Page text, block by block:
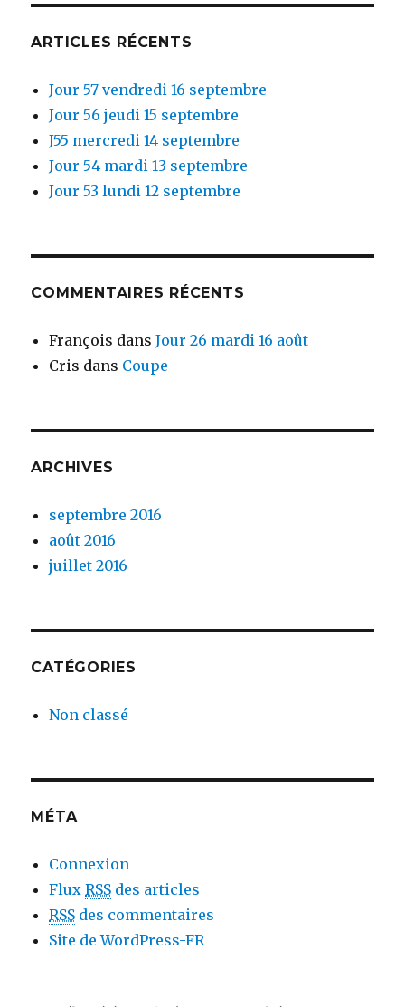
ARTICLES RÉCENTS
Jour 57 vendredi 16 septembre
Jour 56 jeudi 15 septembre
J55 mercredi 14 septembre
Jour 54 mardi 13 septembre
Jour 53 lundi 12 septembre
COMMENTAIRES RÉCENTS
François dansJour 26 mardi 16 août
Cris dans Coupe
ARCHIVES
septembre 2016
août 2016
juillet 2016
CATÉGORIES
Non classé
MÉTA
Connexion
FluxRSS des articles
RSS des commentaires
Site de WordPress-FR